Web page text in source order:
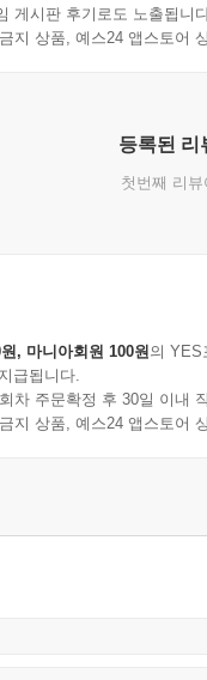
게시판 후기로도 노출됩니
지 상품, 예스24 앱스토어
등록된 리
첫번째 리
, 마니아회원 100원의 YES
급됩니다.
차 주문확정 후 30일 이내
지 상품, 예스24 앱스토어